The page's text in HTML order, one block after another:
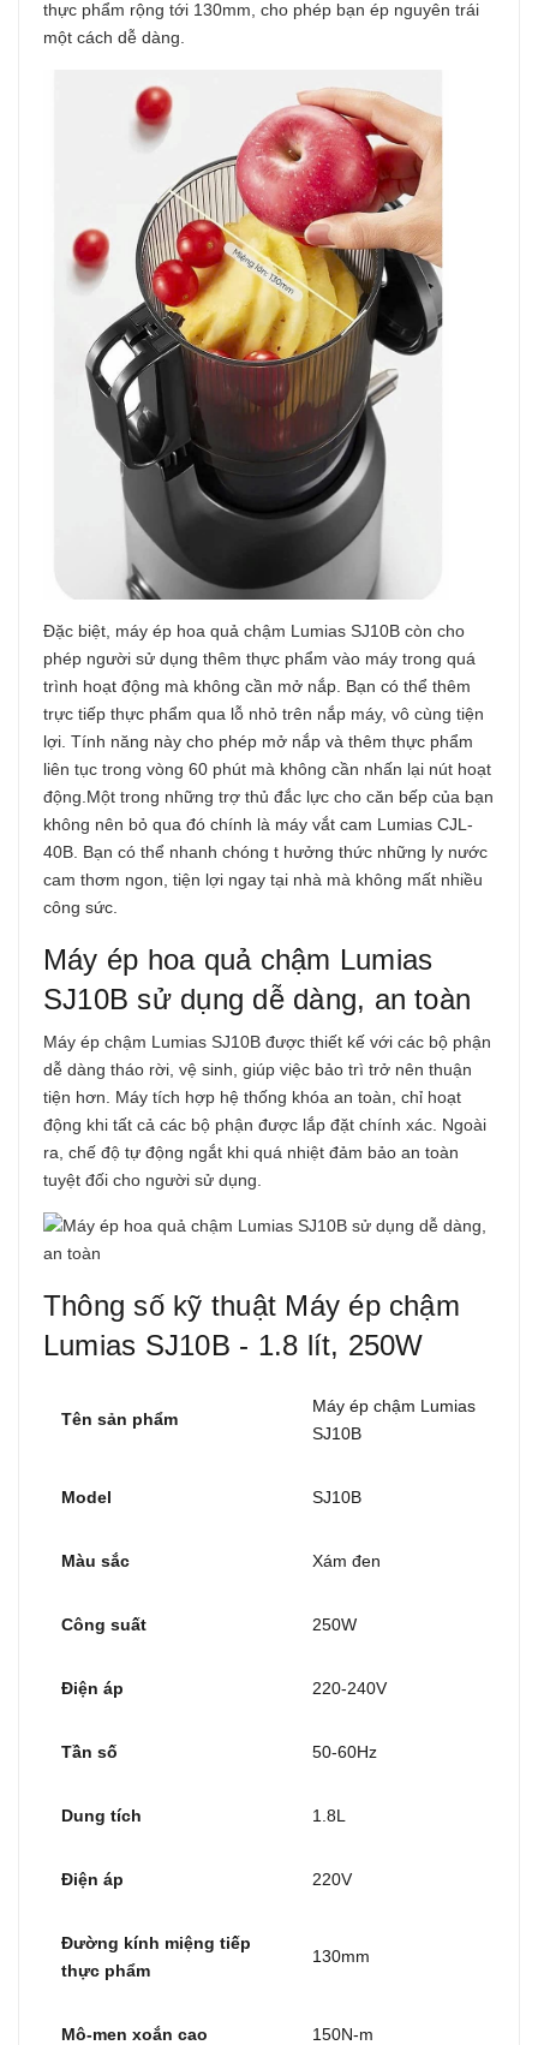
thực phẩm rộng tới 130mm, cho phép bạn ép nguyên trái
một cách dễ dàng.
Đặc biệt, máy ép hoa quả chậm Lumias SJ10B còn cho
phép người sử dụng thêm thực phẩm vào máy trong quá
trình hoạt động mà không cần mở nắp. Bạn có thể thêm
trực tiếp thực phẩm qua lỗ nhỏ trên nắp máy, vô cùng tiện
lợi. Tính năng này cho phép mở nắp và thêm thực phẩm
liên tục trong vòng 60 phút mà không cần nhấn lại nút hoạt
động.Một trong những trợ thủ đắc lực cho căn bếp của bạn
không nên bỏ qua đó chính là máy vắt cam Lumias CJL-
40B. Bạn có thể nhanh chóng t hưởng thức những ly nước
cam thơm ngon, tiện lợi ngay tại nhà mà không mất nhiều
công sức.
Máy ép hoa quả chậm Lumias
SJ10B sử dụng dễ dàng, an toàn
Máy ép chậm Lumias SJ10B được thiết kế với các bộ phận
dễ dàng tháo rời, vệ sinh, giúp việc bảo trì trở nên thuận
tiện hơn. Máy tích hợp hệ thống khóa an toàn, chỉ hoạt
động khi tất cả các bộ phận được lắp đặt chính xác. Ngoài
ra, chế độ tự động ngắt khi quá nhiệt đảm bảo an toàn
tuyệt đối cho người sử dụng.
Thông số kỹ thuật Máy ép chậm
Lumias SJ10B - 1.8 lít, 250W
Tên sản phẩm
Máy ép chậm Lumias
SJ10B
Model SJ10B
Màu sắc Xám đen
Công suất 250W
Điện áp 220-240V
Tần số 50-60Hz
Dung tích 1.8L
Điện áp 220V
Đường kính miệng tiếp
thực phẩm
130mm
Mô-men xoắn cao 150N-m